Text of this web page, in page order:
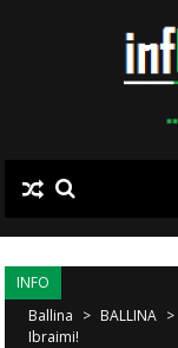
INFO
Ballina > BALLINA >
Ibraimi!